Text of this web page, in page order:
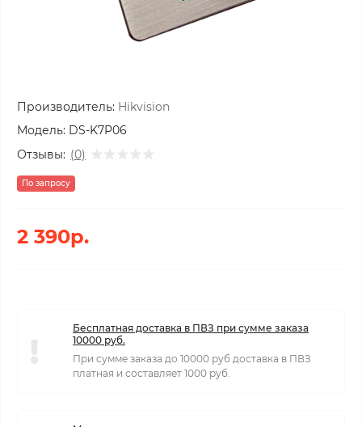
Производитель: Hikvision
Модель: DS-K7P06
Отзывы: (0)
По запросу
2 390р.
Бесплатная доставка в ПВЗ при сумме заказа
10000 руб.
При сумме заказа до 10000 руб доставка в ПВЗ
платная и составляет 1000 руб.